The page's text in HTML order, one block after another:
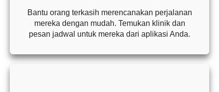
Bantu orang terkasih merencanakan perjalanan
mereka dengan mudah. Temukan klinik dan
pesan jadwal untuk mereka dari aplikasi Anda.